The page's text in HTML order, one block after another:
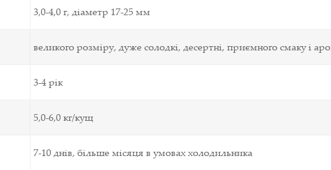
3,0-4,0г, діаметр 17-25мм
великого розміру, дуже солодкі, десертні, приємного смаку і
3-4 рік
5,0-6,0кг/кущ
7-10днів, більше місяця в умовах холодильника